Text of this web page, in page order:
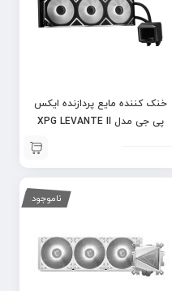
خنک کننده مایع پردازنده ایکس
پی جی مدل XPG LEVANTE II
ناموجود